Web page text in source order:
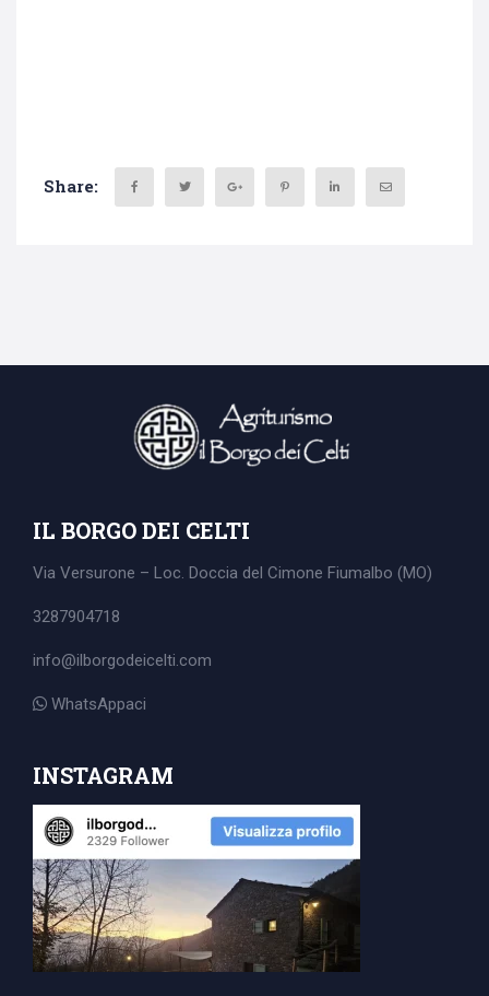
Share:
IL BORGO DEI CELTI
Via Versurone – Loc. Doccia del Cimone Fiumalbo (MO)
3287904718
info@ilborgodeicelti.com
WhatsAppaci
INSTAGRAM